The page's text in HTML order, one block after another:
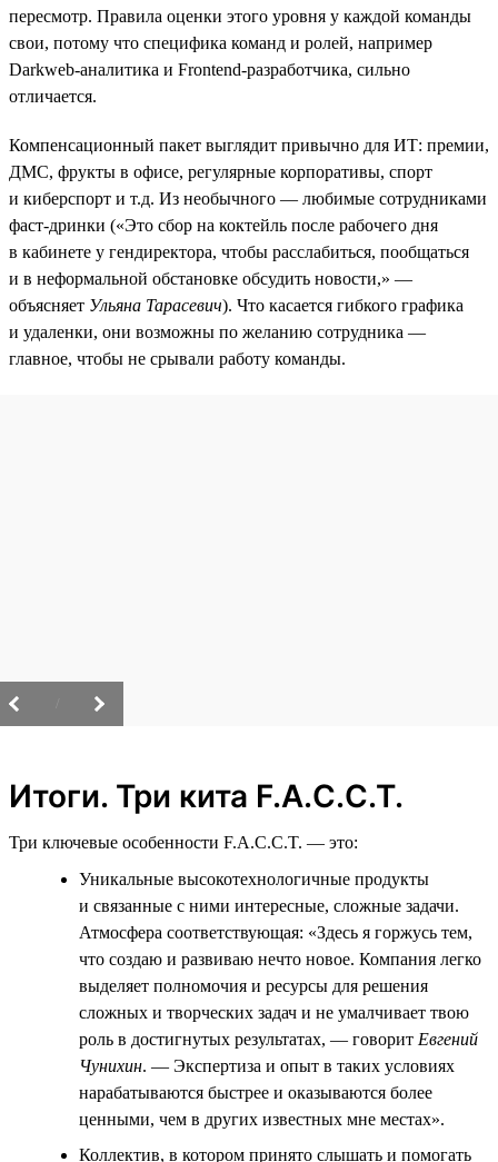
пересмотр. Правила оценки этого уровня у каждой команды
свои, потому что специфика команд и ролей, например
Darkweb-аналитика и Frontend-разработчика, сильно
отличается.
Компенсационный пакет выглядит привычно для ИТ: премии,
ДМС, фрукты в офисе, регулярные корпоративы, спорт
и киберспорт и т.д. Из необычного — любимые сотрудниками
фаст-дринки («Это сбор на коктейль после рабочего дня
в кабинете у гендиректора, чтобы расслабиться, пообщаться
и в неформальной обстановке обсудить новости,» —
объясняет Ульяна Тарасевич). Что касается гибкого графика
и удаленки, они возможны по желанию сотрудника —
главное, чтобы не срывали работу команды.
Итоги. Три кита F.A.C.C.T.
Три ключевые особенности F.A.C.C.T. — это:
Уникальные высокотехнологичные продукты
и связанные с ними интересные, сложные задачи.
Атмосфера соответствующая: «Здесь я горжусь тем,
что создаю и развиваю нечто новое. Компания легко
выделяет полномочия и ресурсы для решения
сложных и творческих задач и не умалчивает твою
роль в достигнутых результатах, — говорит Евгений
Чунихин. — Экспертиза и опыт в таких условиях
нарабатываются быстрее и оказываются более
ценными, чем в других известных мне местах».
Коллектив, в котором принято слышать и помогать